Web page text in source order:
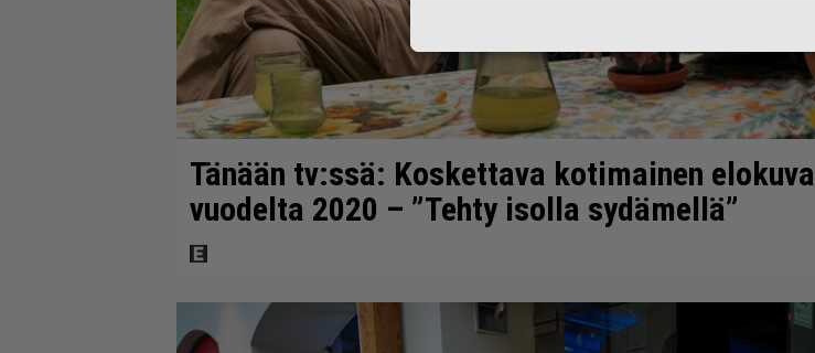
Tänään tv:ssä: Koskettava kotimainen elokuva
vuodelta 2020 – ”Tehty isolla sydämellä”